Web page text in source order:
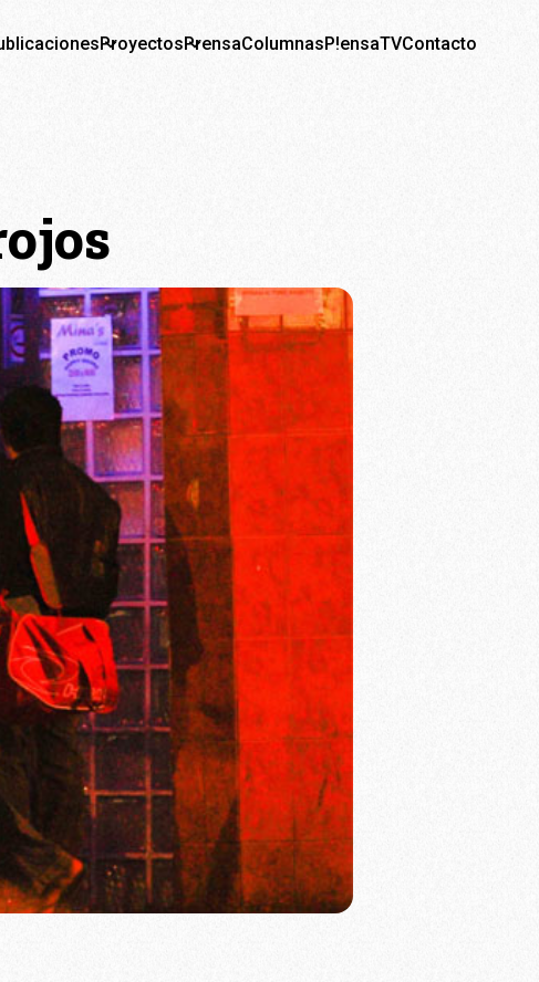
ProyectosPrensaColumnasP!ensaTVContacto